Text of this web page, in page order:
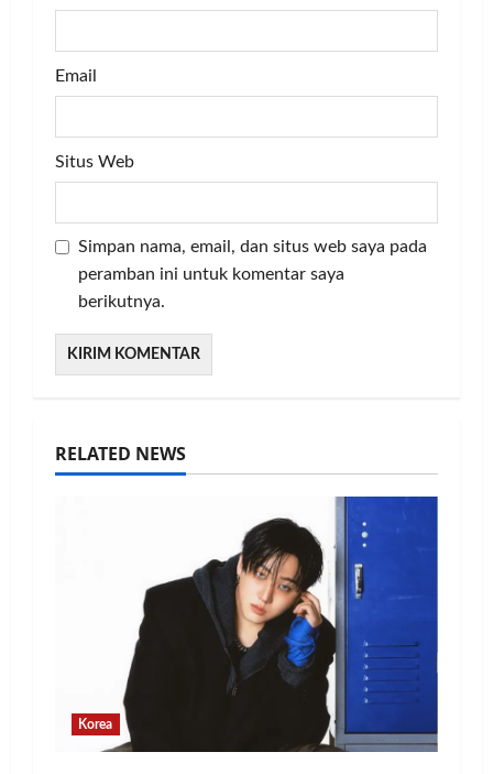
Email
Situs Web
Simpan nama, email, dan situs web saya pada
peramban ini untuk komentar saya
berikutnya.
RELATED NEWS
Korea